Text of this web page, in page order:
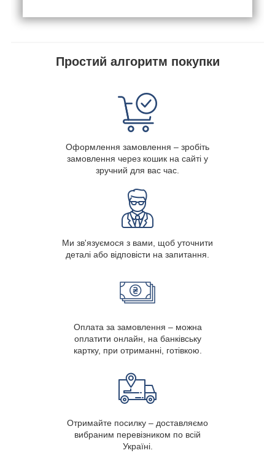
Простий алгоритм покупки
Оформлення замовлення – зробіть
замовлення через кошик на сайті у
зручний для вас час.
Ми зв'язуємося з вами, щоб уточнити
деталі або відповісти на запитання.
Оплата за замовлення – можна
оплатити онлайн, на банківську
картку, при отриманні, готівкою.
Отримайте посилку – доставляємо
вибраним перевізником по всій
Україні.